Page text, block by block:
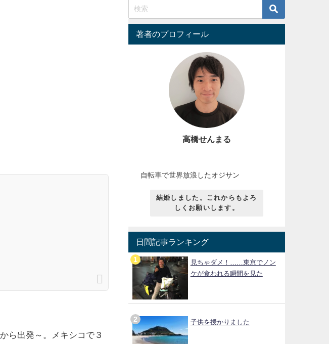
から出発～。メキシコで３
著者のプロフィール
高橋せんまる
自転車で世界放浪したオジサン
結婚しました。これからもよろ
しくお願いします。
日間記事ランキング
見ちゃダメ！……東京でノン
ケが食われる瞬間を見た
子供を授かりました